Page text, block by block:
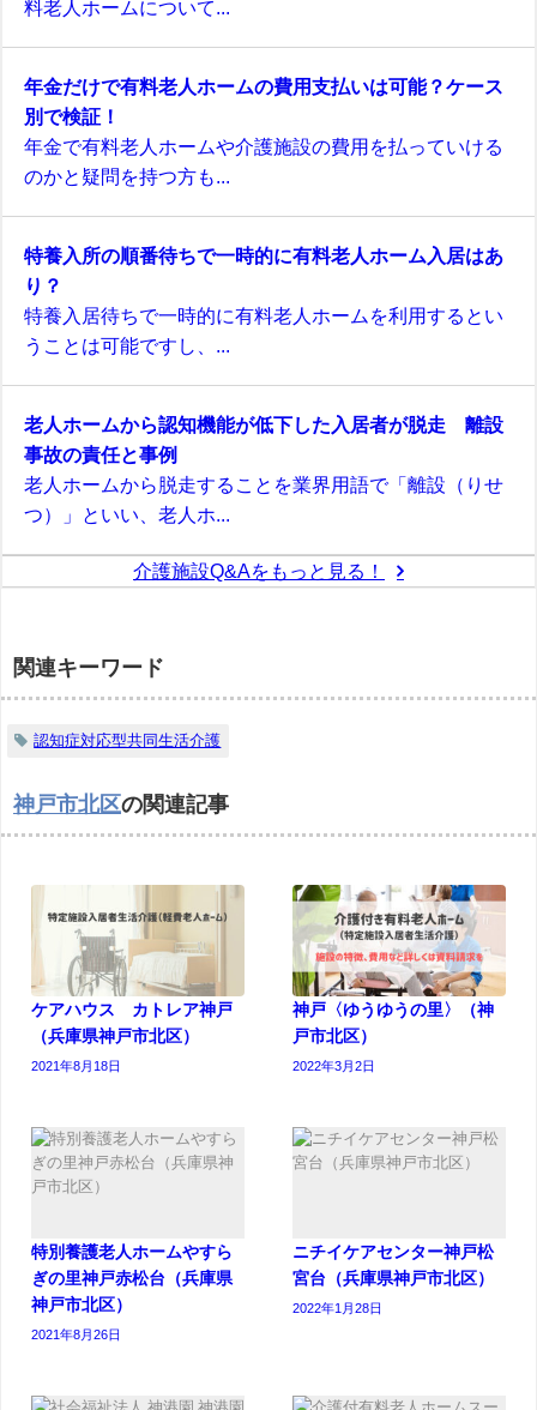
料老人ホームについて...
年金だけで有料老人ホームの費用支払いは可能？ケース
別で検証！
年金で有料老人ホームや介護施設の費用を払っていける
のかと疑問を持つ方も...
特養入所の順番待ちで一時的に有料老人ホーム入居はあ
り？
特養入居待ちで一時的に有料老人ホームを利用するとい
うことは可能ですし、...
老人ホームから認知機能が低下した入居者が脱走 離設
事故の責任と事例
老人ホームから脱走することを業界用語で「離設（りせ
つ）」といい、老人ホ...
介護施設Q&Aをもっと見る！
関連キーワード
認知症対応型共同生活介護
神戸市北区の関連記事
ケアハウス カトレア神戸
（兵庫県神戸市北区）
2021年8月18日
神戸〈ゆうゆうの里〉（神
戸市北区）
2022年3月2日
特別養護老人ホームやすら
ぎの里神戸赤松台（兵庫県
神戸市北区）
2021年8月26日
ニチイケアセンター神戸松
宮台（兵庫県神戸市北区）
2022年1月28日